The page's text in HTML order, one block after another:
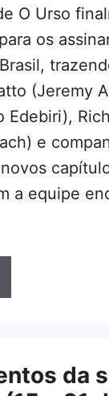
O Urso
os
(Jeremy
Edebiri),
e
a equipe
da